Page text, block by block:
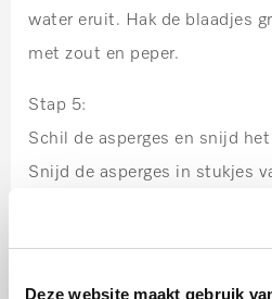
Deze website maakt gebruik
water eruit. Hak de blaadjes
met zout en peper.
Stap 5:
Schil de asperges en snijd
Snijd de asperges in stukjes
3 minuten in de warme boter
Stap 6: